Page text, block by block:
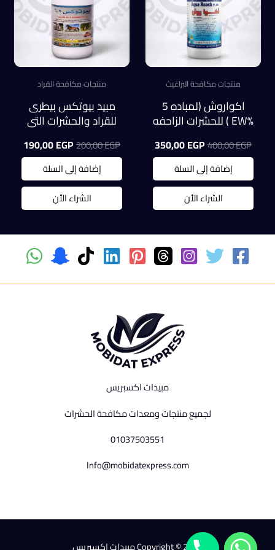
منتجات مكافحة البراغيث
اكواروش (لمباده 5
%EW ) للحشرات الزاحفه
ملل400,00EGP السعر
الأصلي
هو:
400,00 EGP.
350,00EGP السعر
الحالي
350,00 EGP.
إضافة إلى السلة
الشراء الأن
منتجات مكافحة القراد
مبيد بيوتكس بيطرى
للقراد والحشرات التى
200,00EGP السعر
الأصلي
هو:
200,00 EGP.
190,00EGP
EGP.
إضافة إلى السلة
الشراء الأن
مبيدات اكسبريس
لجميع منتجات ومعدات مكافحة الحشرات
01037503551
Info@mobidatexpress.com
Copyright © 2026 مبيدات اكسبريس